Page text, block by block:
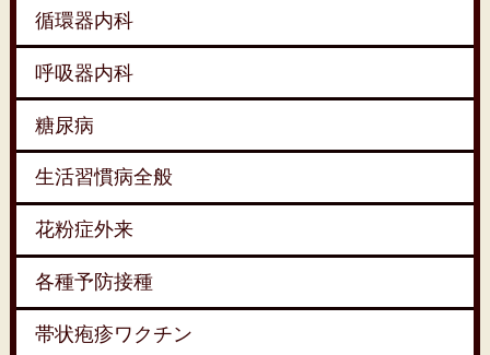
循環器内科
呼吸器内科
糖尿病
生活習慣病全般
花粉症外来
各種予防接種
帯状疱疹ワクチン